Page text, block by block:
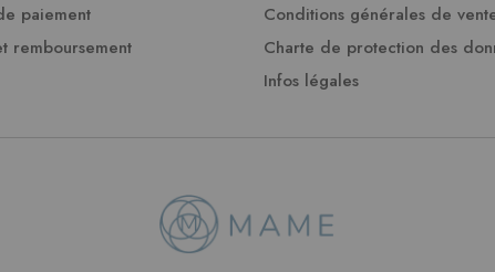
paiement
remboursement
Conditions générales de
Charte de protection des
Infos légales